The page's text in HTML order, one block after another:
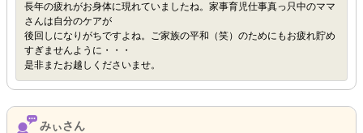
長年の疲れがお身体に現れていましたね。家事育児仕事真っ只中のママ
さんは自分のケアが
後回しになりがちですよね。ご家族の平和（笑）のためにもお疲れ貯め
すぎませんように・・・
是非またお越しくださいませ。
みぃさん